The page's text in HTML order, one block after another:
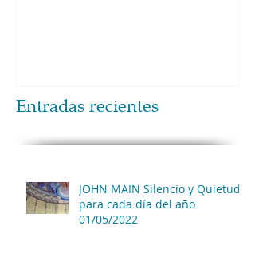
Entradas recientes
JOHN MAIN Silencio y Quietud
para cada día del año
01/05/2022